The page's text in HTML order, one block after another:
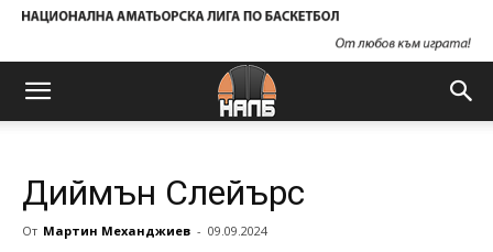
Диймън Слейърс
От Мартин Механджиев - 09.09.2024